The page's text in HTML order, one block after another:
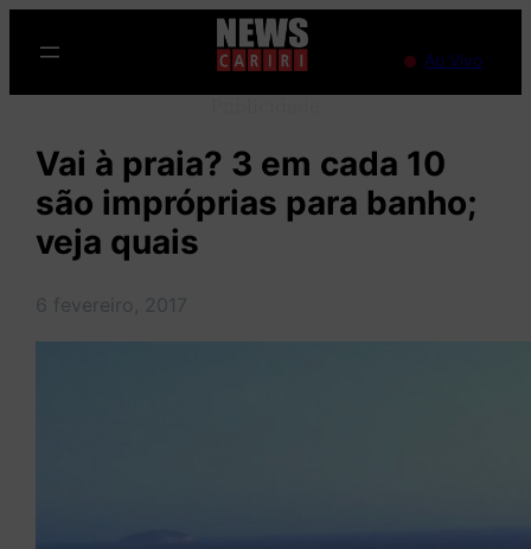
para
o
Ao Vivo
Vai à praia? 3 em cada 10
são impróprias para banho;
veja quais
6 fevereiro, 2017